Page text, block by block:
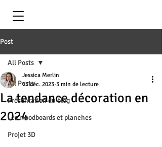
Post
All Posts
Présentation du blog
Les moodboards et planches
Projet 3D
All Posts
La tendance décoration en
2024
Jessica Merlin
13 déc. 2023 3 min de lecture